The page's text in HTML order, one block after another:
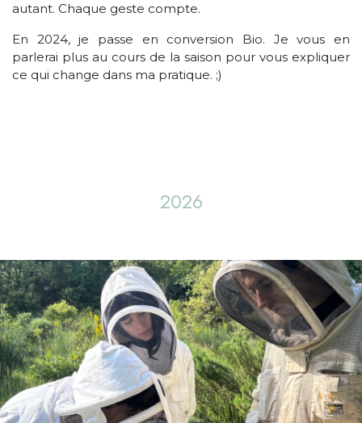
autant. Chaque geste compte.
En 2024, je passe en conversion Bio. Je vous en
parlerai plus au cours de la saison pour vous expliquer
ce qui change dans ma pratique. ;)
2026